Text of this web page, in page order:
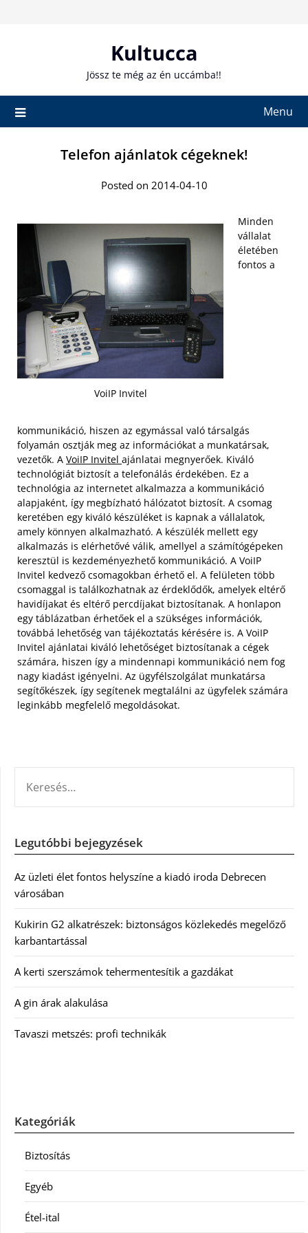
Kultucca
Jössz te még az én uccámba!!
Menu
Telefon ajánlatok cégeknek!
Posted on 2014-04-10
VoiIP Invitel
Minden
vállalat
életében
fontos a
kommunikáció, hiszen az egymással való társalgás
folyamán osztják meg az információkat a munkatársak,
vezetők. A VoiIP Invitel ajánlatai megnyerőek. Kiváló
technológiát biztosít a telefonálás érdekében. Ez a
technológia az internetet alkalmazza a kommunikáció
alapjaként, így megbízható hálózatot biztosít. A csomag
keretében egy kiváló készüléket is kapnak a vállalatok,
amely könnyen alkalmazható. A készülék mellett egy
alkalmazás is elérhetővé válik, amellyel a számítógépeken
keresztül is kezdeményezhető kommunikáció. A VoiIP
Invitel kedvező csomagokban érhető el. A felületen több
csomaggal is találkozhatnak az érdeklődők, amelyek eltérő
havidíjakat és eltérő percdíjakat biztosítanak. A honlapon
egy táblázatban érhetőek el a szükséges információk,
továbbá lehetőség van tájékoztatás kérésére is. A VoiIP
Invitel ajánlatai kiváló lehetőséget biztosítanak a cégek
számára, hiszen így a mindennapi kommunikáció nem fog
nagy kiadást igényelni. Az ügyfélszolgálat munkatársa
segítőkészek, így segítenek megtalálni az ügyfelek számára
leginkább megfelelő megoldásokat.
Legutóbbi bejegyzések
Az üzleti élet fontos helyszíne a kiadó iroda Debrecen
városában
Kukirin G2 alkatrészek: biztonságos közlekedés megelőző
karbantartással
A kerti szerszámok tehermentesítik a gazdákat
A gin árak alakulása
Tavaszi metszés: profi technikák
Kategóriák
Biztosítás
Egyéb
Étel-ital